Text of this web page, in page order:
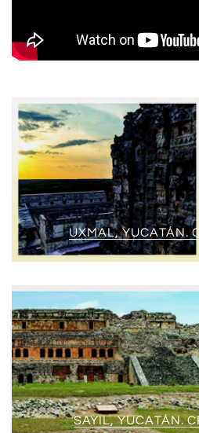
UXMAL, YUCATÁN.
SAYIL, YUCATÁN.